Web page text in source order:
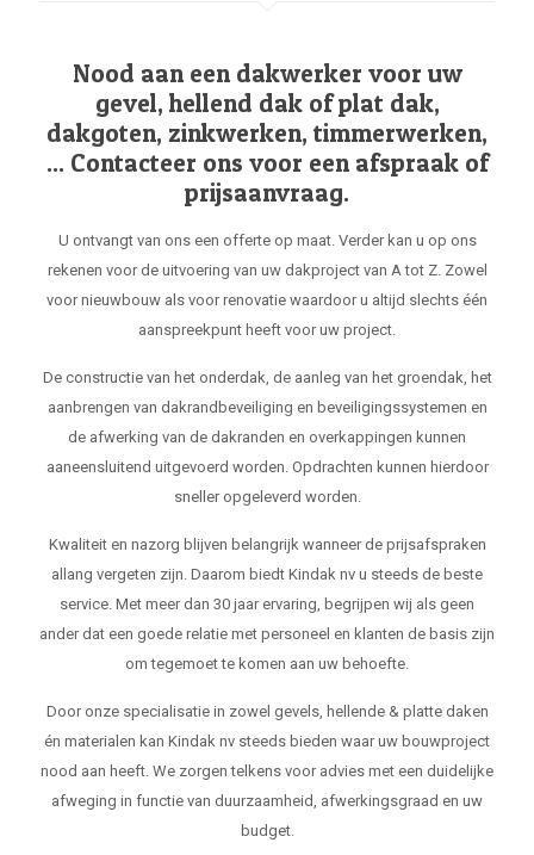
Nood aan een dakwerker voor uw
gevel, hellend dak of plat dak,
dakgoten, zinkwerken, timmerwerken,
... Contacteer ons voor een afspraak of
prijsaanvraag.
U ontvangt van ons een offerte op maat. Verder kan u op ons
rekenen voor de uitvoering van uw dakproject van A tot Z. Zowel
voor nieuwbouw als voor renovatie waardoor u altijd slechts één
aanspreekpunt heeft voor uw project.
De constructie van het onderdak, de aanleg van het groendak, het
aanbrengen van dakrandbeveiliging en beveiligingssystemen en
de afwerking van de dakranden en overkappingen kunnen
aaneensluitend uitgevoerd worden. Opdrachten kunnen hierdoor
sneller opgeleverd worden.
Kwaliteit en nazorg blijven belangrijk wanneer de prijsafspraken
allang vergeten zijn. Daarom biedt Kindak nv u steeds de beste
service. Met meer dan 30 jaar ervaring, begrijpen wij als geen
ander dat een goede relatie met personeel en klanten de basis zijn
om tegemoet te komen aan uw behoefte.
Door onze specialisatie in zowel gevels, hellende & platte daken
én materialen kan Kindak nv steeds bieden waar uw bouwproject
nood aan heeft. We zorgen telkens voor advies met een duidelijke
afweging in functie van duurzaamheid, afwerkingsgraad en uw
budget.